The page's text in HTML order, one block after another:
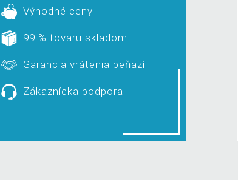
Výhodné ceny
99 % tovaru skladom
Garancia vrátenia peňazí
Zákaznícka podpora